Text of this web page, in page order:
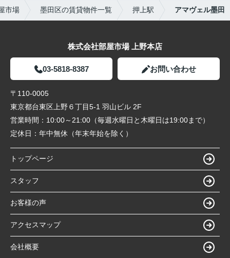
市場 墨田区の賃貸物件一覧 押上駅 アマヴェル墨田
株式会社部屋市場 上野本店
03-5818-8387 お問い合わせ
〒110-0005
東京都台東区上野６丁目5-1 羽山ビル 2F
営業時間： 10:00～21:00（毎週水曜日と木曜日は19:00まで）
定休日： 年中無休（年末年始を除く）
トップページ
スタッフ
お客様の声
アクセスマップ
会社概要